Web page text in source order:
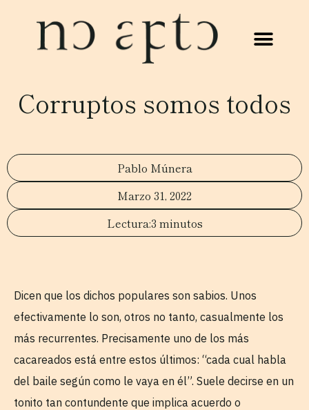
Corruptos somos todos
Pablo Múnera
Marzo 31, 2022
3 minutos
Dicen que los dichos populares son sabios. Unos
efectivamente lo son, otros no tanto, casualmente los
más recurrentes. Precisamente uno de los más
cacareados está entre estos últimos: “cada cual habla
del baile según como le vaya en él”. Suele decirse en un
tonito tan contundente que implica acuerdo o